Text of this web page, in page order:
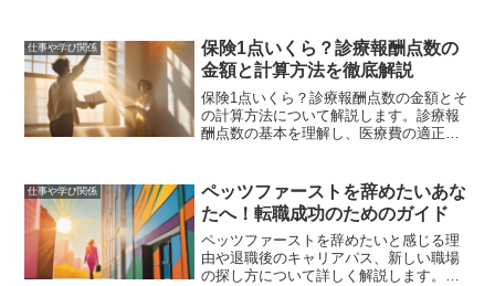
仕事や学び関係
保険1点いくら？診療報酬点数の
金額と計算方法を徹底解説
保険1点いくら？診療報酬点数の金額とそ
の計算方法について解説します。診療報
酬点数の基本を理解し、医療費の適正な
仕事や学び関係
ペッツファーストを辞めたいあな
たへ！転職成功のためのガイド
ペッツファーストを辞めたいと感じる理
由や退職後のキャリアパス、新しい職場
の探し方について詳しく解説します。転